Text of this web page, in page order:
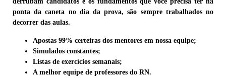
ponta da caneta no dia da prova, são sempre trabalhados no
decorrer das aulas.
Apostas 99% certeiras dos mentores em nossa equipe;
Simulados constantes;
Listas de exercícios semanais;
A melhor equipe de professores do RN.